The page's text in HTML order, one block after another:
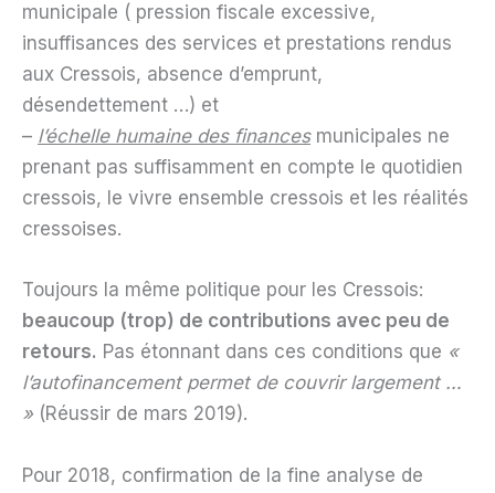
municipale ( pression fiscale excessive,
insuffisances des services et prestations rendus
aux Cressois, absence d’emprunt,
désendettement …) et
– l’échelle humaine des financesmunicipales ne
prenant pas suffisamment en compte le quotidien
cressois, le vivre ensemble cressois et les réalités
cressoises.
Toujours la même politique pour les Cressois:
beaucoup (trop) de contributions avec peu de
retours. Pas étonnant dans ces conditions que «
l’autofinancement permet de couvrir largement …
» (Réussir de mars 2019).
Pour 2018, confirmation de la fine analyse de